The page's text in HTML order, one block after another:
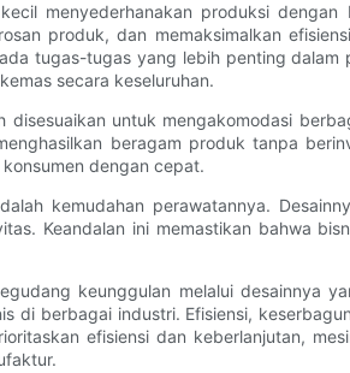
menyederhanakan produksi
produk, dan memaksimalkan
tugas-tugas yang lebih penting
secara keseluruhan.
untuk mengakomodasi
beragam produk tanpa
dengan cepat.
kemudahan perawatannya.
Keandalan ini memastikan bahwa
keunggulan melalui desainnya
di berbagai industri. Efisiensi,
efisiensi dan keberlanjutan,